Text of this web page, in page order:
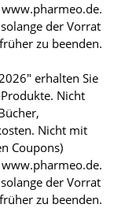
der Vorrat
zu beenden.
erhalten Sie
Nicht
Nicht mit
Coupons)
der Vorrat
zu beenden.